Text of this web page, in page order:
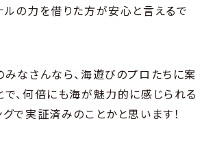
ルの力を借りた方が安心と言えるで
みなさんなら、海遊びのプロたちに案
で、何倍にも海が魅力的に感じられる
グで実証済みのことかと思います！